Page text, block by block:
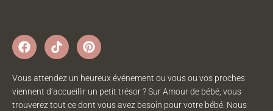
Vous attendez un heureux événement ou vous ou vos proches
viennent d’accueillir un petit trésor ? Sur Amour de bébé, vous
trouverez tout ce dont vous avez besoin pour votre bébé. Nous